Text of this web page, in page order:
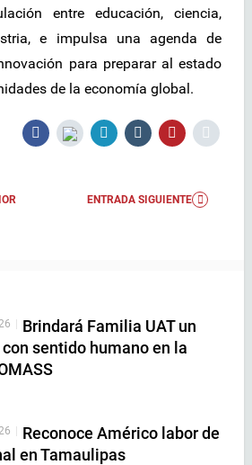
entre educación, ciencia,
e impulsa una agenda de
para preparar al estado
de la economía global.
ENTRADA SIGUIENTE
Brindará Familia UAT un
sentido humano en la
| Reconoce Américo labor de
en Tamaulipas